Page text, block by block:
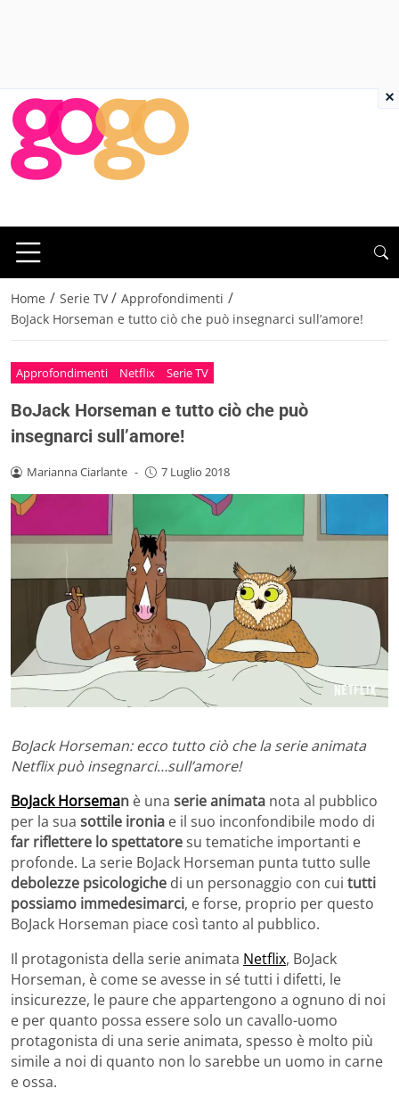
Home / Serie TV / Approfondimenti /
BoJack Horseman e tutto ciò che può insegnarci sull’amore!
Approfondimenti Netflix Serie TV
BoJack Horseman e tutto ciò che può
insegnarci sull’amore!
Marianna Ciarlante - 7 Luglio 2018
BoJack Horseman: ecco tutto ciò che la serie animata
Netflix può insegnarci…sull’amore!
BoJack Horseman è una serie animata nota al pubblico
per la sua sottile ironia e il suo inconfondibile modo di
far riflettere lo spettatoresu tematiche importanti e
profonde. La serie BoJack Horseman punta tutto sulle
debolezze psicologiche di un personaggio con cui tutti
possiamo immedesimarci, e forse, proprio per questo
BoJack Horseman piace così tanto al pubblico.
Il protagonista della serie animata Netflix, BoJack
Horseman, è come se avesse in sé tutti i difetti, le
insicurezze, le paure che appartengono a ognuno di noi
e per quanto possa essere solo un cavallo-uomo
protagonista di una serie animata, spesso è molto più
simile a noi di quanto non lo sarebbe un uomo in carne
e ossa.
×